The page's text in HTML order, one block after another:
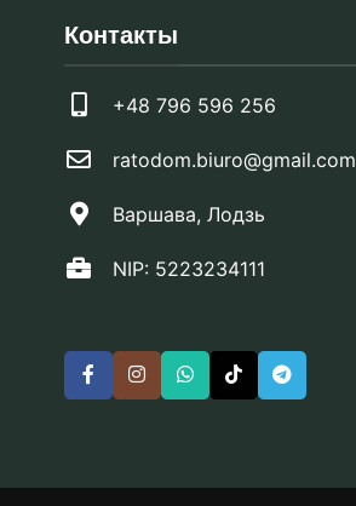
Контакты
+48 796 596 256
ratodom.biuro@gmail.com
Варшава, Лодзь
NIP: 5223234111